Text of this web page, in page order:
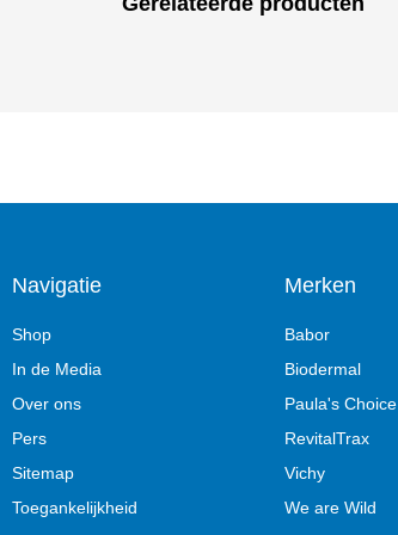
Navigatie
Shop
In de Media
Over ons
Pers
Sitemap
Toegankelijkheid
Merken
Babor
Biodermal
Paula's Choice
RevitalTrax
Vichy
We are Wild